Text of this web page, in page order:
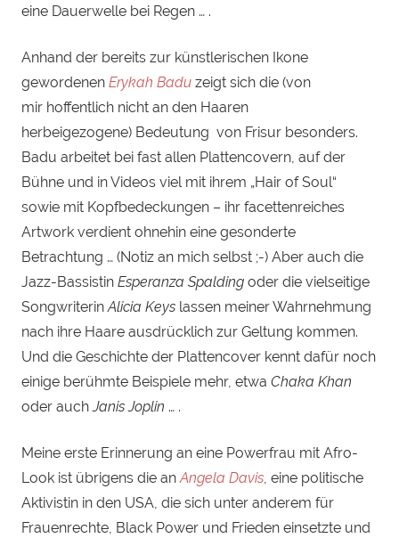
eine Dauerwelle bei Regen … .
Anhand der bereits zur künstlerischen Ikone
gewordenen Erykah Badu zeigt sich die (von
mir hoffentlich nicht an den Haaren
herbeigezogene) Bedeutung von Frisur besonders.
Badu arbeitet bei fast allen Plattencovern, auf der
Bühne und in Videos viel mit ihrem „Hair of Soul“
sowie mit Kopfbedeckungen – ihr facettenreiches
Artwork verdient ohnehin eine gesonderte
Betrachtung … (Notiz an mich selbst ;-) Aber auch die
Jazz-Bassistin Esperanza Spalding oder die vielseitige
SongwriterinAlicia Keys lassen meiner Wahrnehmung
nach ihre Haare ausdrücklich zur Geltung kommen.
Und die Geschichte der Plattencover kennt dafür noch
einige berühmte Beispiele mehr, etwa Chaka Khan
oder auchJanis Joplin … .
Meine erste Erinnerung an eine Powerfrau mit Afro-
Look ist übrigens die anAngela Davis, eine politische
Aktivistin in den USA, die sich unter anderem für
Frauenrechte, Black Power und Frieden einsetzte und